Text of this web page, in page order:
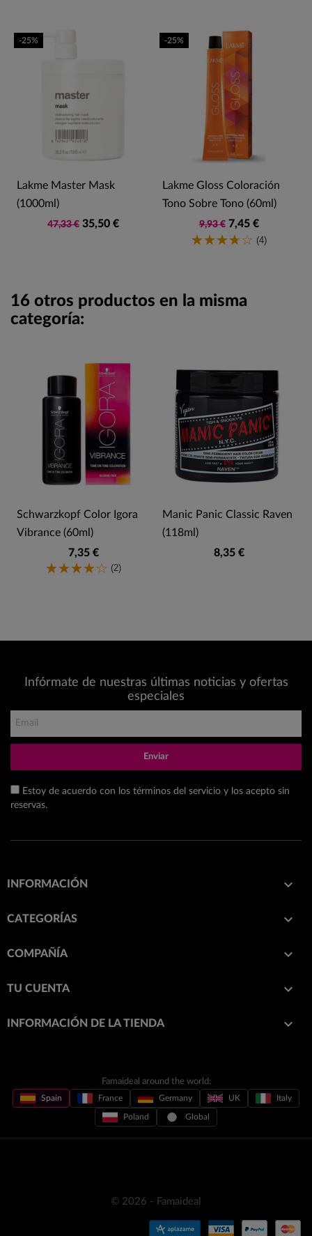
Lakme Master Mask
(1000ml)
47,33 € 35,50 €
-25%
Lakme Gloss Coloración
Tono Sobre Tono (60ml)
9,93 € 7,45 €
(4)
-25%
16 otros productos en la misma
categoría:
Schwarzkopf Color Igora
Vibrance (60ml)
7,35 €
(2)
Manic Panic Classic Raven
(118ml)
8,35 €
Infórmate de nuestras últimas noticias y ofertas
especiales
Enviar
Estoy de acuerdo con los términos del servicio y los acepto sin
reservas.
INFORMACIÓN 
CATEGORÍAS 
COMPAÑÍA 
TU CUENTA 
INFORMACIÓN DE LA TIENDA keyboard_arrow_down
Famaideal around the world:
Spain France Germany UK Italy
Poland Global
© 2026 - Famaideal